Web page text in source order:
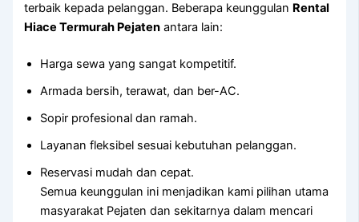
terbaik kepada pelanggan. Beberapa keunggulan Rental
Hiace Termurah Pejaten antara lain:
Harga sewa yang sangat kompetitif.
Armada bersih, terawat, dan ber-AC.
Sopir profesional dan ramah.
Layanan fleksibel sesuai kebutuhan pelanggan.
Reservasi mudah dan cepat.
Semua keunggulan ini menjadikan kami pilihan utama
masyarakat Pejaten dan sekitarnya dalam mencari